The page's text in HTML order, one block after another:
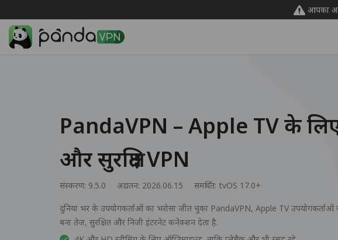
आपका
PandaVPN – Apple TV के
और सुरक्षित VPN
संस्करण: 9.5.0 अद्यतन: 2026.06.15 समर्थित: tvOS 17.0+
दुनिया भर के उपयोगकर्ताओं का भरोसा जीत चुका PandaVPN, Apple TV उपयोगकर्ताओं
बना तेज, सुरक्षित और निजी इंटरनेट कनेक्शन देता है.